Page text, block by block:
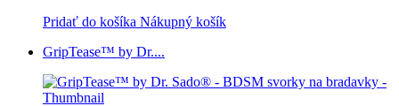
Pridať do košíka Nákupný košík
GripTease™ by Dr....